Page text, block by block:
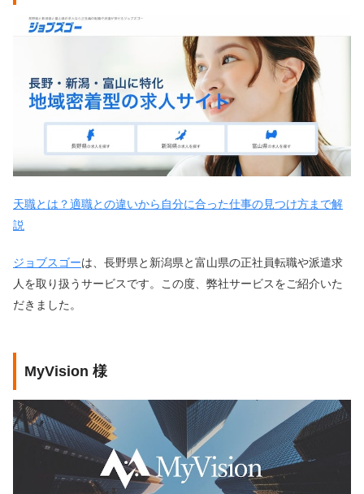
天職とは？適職との違いから自分に合った仕事の見つけ方まで解
説
ジョブスゴーは、長野県と新潟県と富山県の正社員転職や派遣求
人を取り扱うサービスです。この度、弊社サービスをご紹介いた
だきました。
MyVision 様